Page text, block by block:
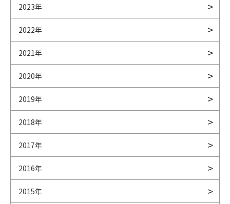
2023年
2022年
2021年
2020年
2019年
2018年
2017年
2016年
2015年